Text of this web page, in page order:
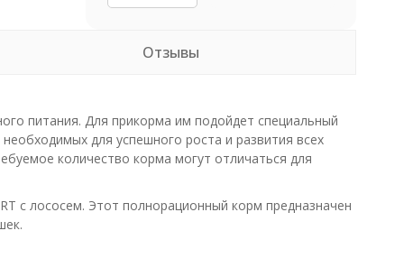
Отзывы
питания. Для прикорма им подойдет специальный
для успешного роста и развития всех
количество корма могут отличаться для
с лососем. Этот полнорационный корм предназначен